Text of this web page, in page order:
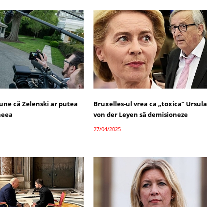
că Zelenski ar putea
Bruxelles-ul vrea ca „toxica” Ursula
von der Leyen să demisioneze
27/04/2025